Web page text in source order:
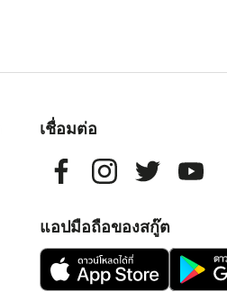
เชื่อมต่อ
แอปมือถือของสกู๊ต